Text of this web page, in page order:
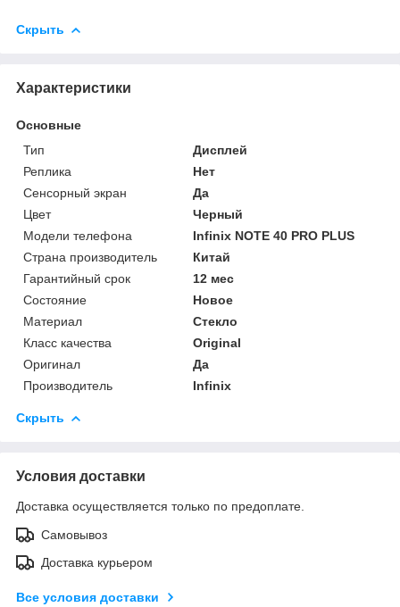
Скрыть
Характеристики
Основные
Тип
Дисплей
Реплика
Нет
Сенсорный экран
Да
Цвет
Черный
Модели телефона
⁠Infinix NOTE 40 PRO PLUS
Страна производитель
Китай
Гарантийный срок
12 мес
Состояние
Новое
Материал
Стекло
Класс качества
Original
Оригинал
Да
Производитель
Infinix
Скрыть
Условия доставки
Доставка осуществляется только по предоплате.
Самовывоз
Доставка курьером
Все условия доставки